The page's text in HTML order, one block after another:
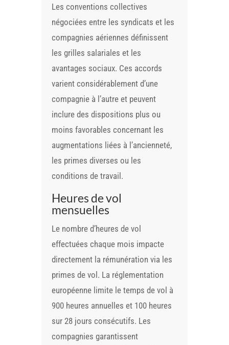
Les conventions collectives
négociées entre les syndicats et les
compagnies aériennes définissent
les grilles salariales et les
avantages sociaux. Ces accords
varient considérablement d’une
compagnie à l’autre et peuvent
inclure des dispositions plus ou
moins favorables concernant les
augmentations liées à l’ancienneté,
les primes diverses ou les
conditions de travail.
Heures de vol
mensuelles
Le nombre d’heures de vol
effectuées chaque mois impacte
directement la rémunération via les
primes de vol. La réglementation
européenne limite le temps de vol à
900 heures annuelles et 100 heures
sur 28 jours consécutifs. Les
compagnies garantissent